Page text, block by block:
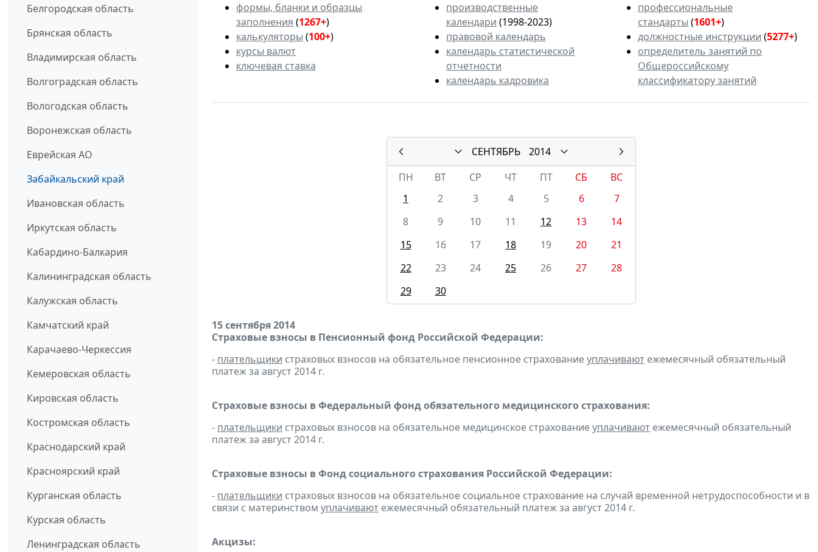
Белгородская область
Брянская область
Владимирская область
Волгоградская область
Вологодская область
Воронежская область
Еврейская АО
Забайкальский край
Ивановская область
Иркутская область
Кабардино-Балкария
Калининградская область
Калужская область
Камчатский край
Карачаево-Черкессия
Кемеровская область
Кировская область
Костромская область
Краснодарский край
Красноярский край
Курганская область
Курская область
Ленинградская область
формы, бланки и образцы
заполнения (1267+)
калькуляторы (100+)
курсы валют
ключевая ставка
производственные
календари (1998-2023)
правовой календарь
календарь статистической
отчетности
календарь кадровика
профессиональные
стандарты (1601+)
должностные инструкции (5277+)
определитель занятий по
Общероссийскому
классификатору занятий
СЕНТЯБРЬ
2014
ПН
ВТ СР ЧТ ПТ СБ
ВС
1
2 3 4 5 6
7
8
9 10 11 12 13
14
15
16 17 18 19 20
21
22
23 24 25 26 27
28
29
30
15 сентября 2014
Страховые взносы в Пенсионный фонд Российской Федерации:
- плательщики страховых взносов на обязательное пенсионное страхованиеуплачивают ежемесячный обязательный
платеж за август 2014 г.
Страховые взносы в Федеральный фонд обязательного медицинского страхования:
- плательщики страховых взносов на обязательное медицинское страхованиеуплачивают ежемесячный обязательный
платеж за август 2014 г.
Страховые взносы в Фонд социального страхования Российской Федерации:
- плательщики страховых взносов на обязательное социальное страхование на случай временной нетрудоспособности и в
связи с материнством уплачивают ежемесячный обязательный платеж за август 2014 г.
Акцизы: